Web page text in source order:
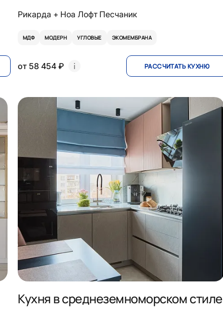
Рикарда + Ноа Лофт Песчаник
МДФ МОДЕРН УГЛОВЫЕ ЭКОМЕМБРАНА
от 58 454 ₽ РАССЧИТАТЬ КУХНЮ
Кухня в среднеземноморском стиле